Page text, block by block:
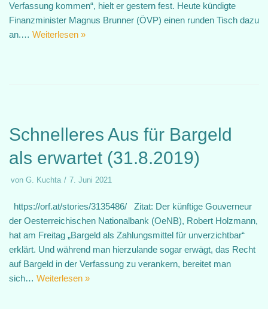
Verfassung kommen“, hielt er gestern fest. Heute kündigte
Finanzminister Magnus Brunner (ÖVP) einen runden Tisch dazu
an.… Weiterlesen »
Schnelleres Aus für Bargeld
als erwartet (31.8.2019)
von G. Kuchta 7. Juni 2021
https://orf.at/stories/3135486/ Zitat: Der künftige Gouverneur
der Oesterreichischen Nationalbank (OeNB), Robert Holzmann,
hat am Freitag „Bargeld als Zahlungsmittel für unverzichtbar“
erklärt. Und während man hierzulande sogar erwägt, das Recht
auf Bargeld in der Verfassung zu verankern, bereitet man
sich… Weiterlesen »